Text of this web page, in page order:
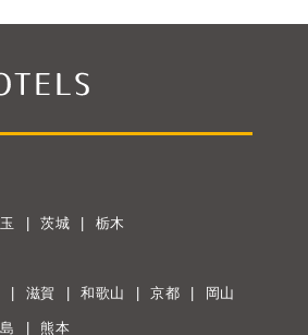
茨城 栃木
滋賀 和歌山 京都 岡山
熊本